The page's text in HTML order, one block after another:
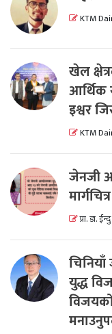
KTM
खेल
आर्थिक
इश्वर
KTM
जेनजी
मार्गचित्र
प्रा. डा.
युद्ध